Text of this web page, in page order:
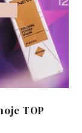
TOP